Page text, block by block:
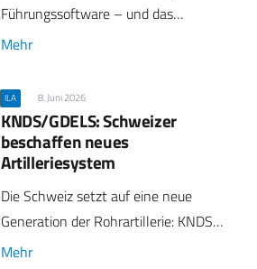
Führungssoftware – und das…
Mehr
ILA 8. Juni 2026
KNDS/GDELS: Schweizer
beschaffen neues
Artilleriesystem
Die Schweiz setzt auf eine neue
Generation der Rohrartillerie: KNDS…
Mehr